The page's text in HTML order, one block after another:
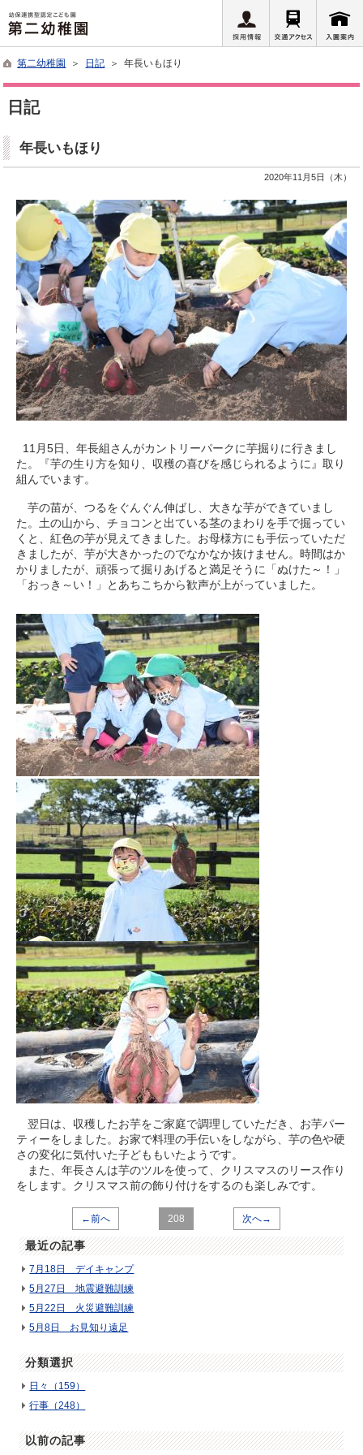
第二幼稚園 ＞ 日記 ＞ 年長いもほり
日記
年長いもほり
2020年11月5日（木）
11月5日、年長組さんがカントリーパークに芋掘りに行きまし
た。『芋の生り方を知り、収穫の喜びを感じられるように』取り
組んでいます。
芋の苗が、つるをぐんぐん伸ばし、大きな芋ができていまし
た。土の山から、チョコンと出ている茎のまわりを手で掘ってい
くと、紅色の芋が見えてきました。お母様方にも手伝っていただ
きましたが、芋が大きかったのでなかなか抜けません。時間はか
かりましたが、頑張って掘りあげると満足そうに「ぬけた～！」
「おっき～い！」とあちこちから歓声が上がっていました。
翌日は、収穫したお芋をご家庭で調理していただき、お芋パー
ティーをしました。お家で料理の手伝いをしながら、芋の色や硬
さの変化に気付いた子どももいたようです。
また、年長さんは芋のツルを使って、クリスマスのリース作り
をします。クリスマス前の飾り付けをするのも楽しみです。
←前へ 208 次へ→
最近の記事
7月18日 デイキャンプ
5月27日 地震避難訓練
5月22日 火災避難訓練
5月8日 お見知り遠足
分類選択
日々（159）
行事（248）
以前の記事